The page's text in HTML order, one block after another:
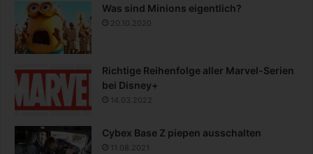
Was sind Minions eigentlich?
20.10.2020
Richtige Reihenfolge aller Marvel-Serien
bei Disney+
14.03.2022
Cybex Base Z piepen ausschalten
11.08.2021